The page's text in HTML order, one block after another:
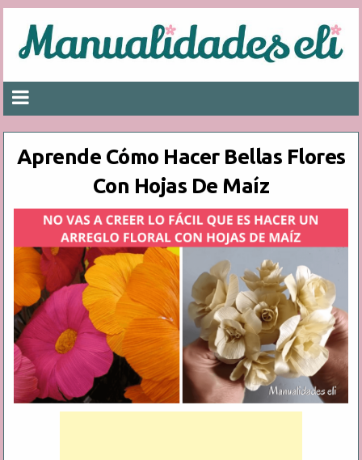
Aprende Cómo Hacer Bellas Flores
Con Hojas De Maíz